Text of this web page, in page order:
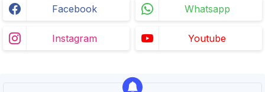
Facebook Whatsapp
Instagram Youtube